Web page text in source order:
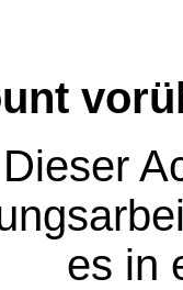
Dieser
es in